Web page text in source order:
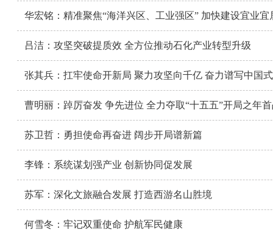
华宏铭：精准聚焦“海洋兴区、工业强区” 加快建设宜业
吕洁：攻坚突破提质效 全方位推动石化产业转型升级
张其兵：扛牢使命开新局 聚力攻坚向千亿 奋力谱写中国
曹明丽：踔厉奋发 争先进位 全力夺取“十五五”开局之年
苏卫哲：勇担使命再奋进 阔步开局谱新篇
李锋：系统谋划强产业 创新协同促发展
苏军：深化文旅融合发展 打造西游名山胜境
何雪冬：牢记双重使命 护航军民健康